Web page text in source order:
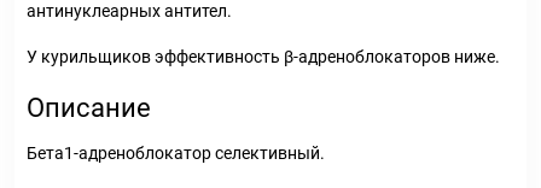
антинуклеарных антител.
У курильщиков эффективность β-адреноблокаторов ниже.
Описание
Бета1-адреноблокатор селективный.